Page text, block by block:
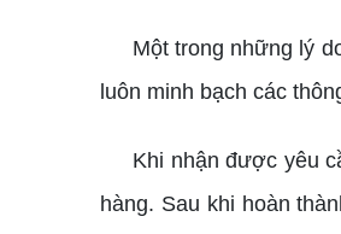
Một trong những lý
luôn minh bạch các
Khi nhận được yêu
hàng. Sau khi hoàn